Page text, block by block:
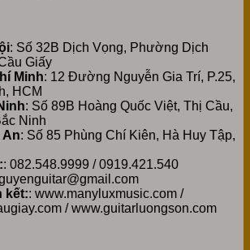
: Số 32B Dịch Vọng, Phường Dịch
Giấy
Minh: 12 Đường Nguyễn Gia Trí, P.25,
HCM
: Số 89B Hoàng Quốc Việt, Thị Cầu,
Ninh
An: Số 85 Phùng Chí Kiên, Hà Huy Tập,
: 082.548.9999 / 0919.421.540
kết:: www.manyluxmusic.com /
/ www.guitarluongson.com